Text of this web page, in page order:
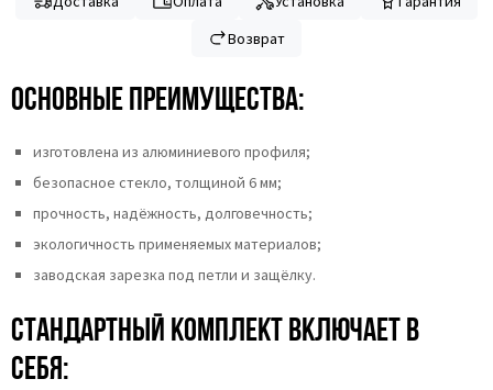
Возврат
Основные преимущества:
изготовлена из алюминиевого профиля;
безопасное стекло, толщиной 6 мм;
прочность, надёжность, долговечность;
экологичность применяемых материалов;
заводская зарезка под петли и защёлку.
Стандартный комплект включает в
себя: